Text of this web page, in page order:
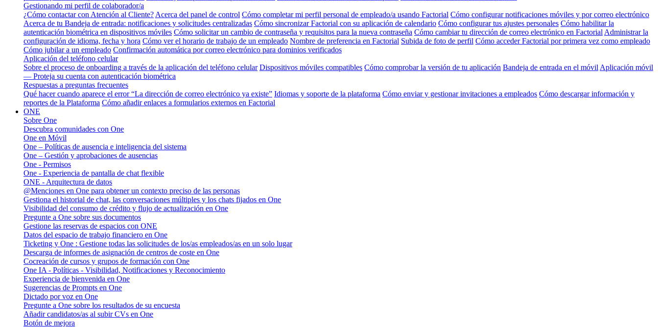
Gestionando mi perfil de colaborador/a
¿Cómo contactar con Atención al Cliente? Acerca del panel de control Cómo completar mi perfil personal de empleado/a usando Factorial Cómo configurar notificaciones móviles y por correo electrónico
Acerca de tu Bandeja de entrada: notificaciones y solicitudes centralizadas Cómo sincronizar Factorial con su aplicación de calendario Cómo configurar tus ajustes personales Cómo habilitar la
autenticación biométrica en dispositivos móviles Cómo solicitar un cambio de contraseña y requisitos para la nueva contraseña Cómo cambiar tu dirección de correo electrónico en Factorial Administrar la
configuración de idioma, fecha y hora Cómo ver el horario de trabajo de un empleado Nombre de preferencia en Factorial Subida de foto de perfil Cómo acceder Factorial por primera vez como empleado
Cómo jubilar a un empleado Confirmación automática por correo electrónico para dominios verificados
Aplicación del teléfono celular
Sobre el proceso de onboarding a través de la aplicación del teléfono celular Dispositivos móviles compatibles Cómo comprobar la versión de tu aplicación Bandeja de entrada en el móvil Aplicación móvil
— Proteja su cuenta con autenticación biométrica
Respuestas a preguntas frecuentes
Qué hacer cuando aparece el error “La dirección de correo electrónico ya existe” Idiomas y soporte de la plataforma Cómo enviar y gestionar invitaciones a empleados Cómo descargar información y
reportes de la Plataforma Cómo añadir enlaces a formularios externos en Factorial
ONE
Sobre One
Descubra comunidades con One
One en Móvil
One – Políticas de ausencia e inteligencia del sistema
One – Gestión y aprobaciones de ausencias
One - Permisos
One - Experiencia de pantalla de chat flexible
ONE - Arquitectura de datos
@Menciones en One para obtener un contexto preciso de las personas
Gestiona el historial de chat, las conversaciones múltiples y los chats fijados en One
Visibilidad del consumo de crédito y flujo de actualización en One
Pregunte a One sobre sus documentos
Gestione las reservas de espacios con ONE
Datos del espacio de trabajo financiero en One
Ticketing y One : Gestione todas las solicitudes de los/as empleados/as en un solo lugar
Descarga de informes de asignación de centros de coste en One
Cocreación de cursos y grupos de formación con One
One IA - Políticas - Visibilidad, Notificaciones y Reconocimiento
Experiencia de bienvenida en One
Sugerencias de Prompts en One
Dictado por voz en One
Pregunte a One sobre los resultados de su encuesta
Añadir candidatos/as al subir CVs en One
Botón de mejora